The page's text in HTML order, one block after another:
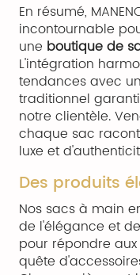
En résumé,
incontournable
une boutique de
L'intégration
tendances avec
traditionnel
notre clientèle.
chaque sac
luxe et
Des produits
Nos sacs à main
de l'élégance et
pour répondre
quête